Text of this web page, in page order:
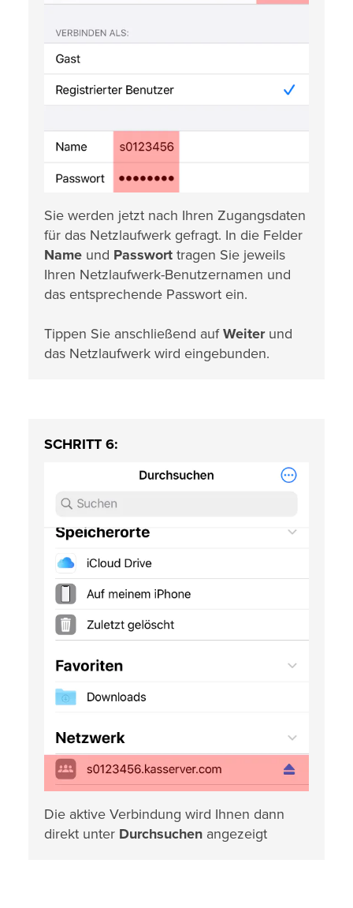
Sie werden jetzt nach Ihren Zugangsdaten
für das Netzlaufwerk gefragt. In die Felder
Name und Passwort tragen Sie jeweils
Ihren Netzlaufwerk-Benutzernamen und
das entsprechende Passwort ein.
Tippen Sie anschließend aufWeiterund
das Netzlaufwerk wird eingebunden.
SCHRITT 6:
Die aktive Verbindung wird Ihnen dann
direkt unter Durchsuchen angezeigt